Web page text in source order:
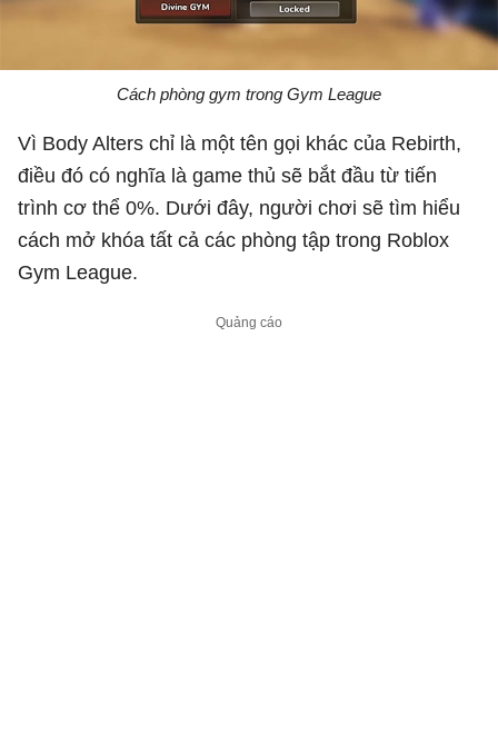
Cách phòng gym trong Gym League
Vì Body Alters chỉ là một tên gọi khác của Rebirth,
điều đó có nghĩa là game thủ sẽ bắt đầu từ tiến
trình cơ thể 0%. Dưới đây, người chơi sẽ tìm hiểu
cách mở khóa tất cả các phòng tập trong Roblox
Gym League.